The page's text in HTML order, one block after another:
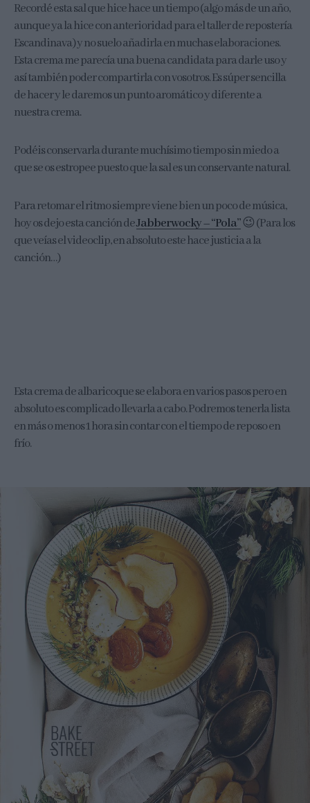
Recordé esta sal que hice hace un tiempo (algo más de un año,
aunque ya la hice con anterioridad para el taller de repostería
Escandinava) y no suelo añadirla en muchas elaboraciones.
Esta crema me parecía una buena candidata para darle uso y
así también poder compartirla con vosotros. Es súper sencilla
de hacer y le daremos un punto aromático y diferente a
nuestra crema.
Podéis conservarla durante muchísimo tiempo sin miedo a
que se os estropee puesto que la sal es un conservante natural.
Para retomar el ritmo siempre viene bien un poco de música,
hoy os dejo esta canción deJabberwocky – “Pola”😉 (Para los
que veías el videoclip, en absoluto este hace justicia a la
canción…)
Esta crema de albaricoque se elabora en varios pasos pero en
absoluto es complicado llevarla a cabo. Podremos tenerla lista
en más o menos 1 hora sin contar con el tiempo de reposo en
frío.